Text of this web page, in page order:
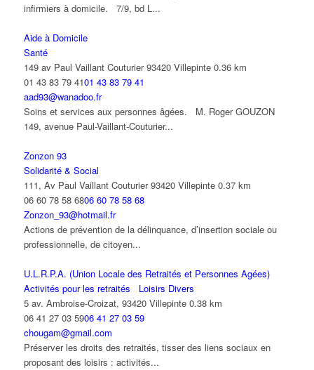
infirmiers à domicile. 7/9, bd L...
Aide à Domicile
Santé
149 av Paul Vaillant Couturier 93420 Villepinte 0.36 km
01 43 83 79 4101 43 83 79 41
aad93@wanadoo.fr
Soins et services aux personnes âgées. M. Roger GOUZON
149, avenue Paul-Vaillant-Couturier...
Zonzon 93
Solidarité & Social
111, Av Paul Vaillant Couturier 93420 Villepinte 0.37 km
06 60 78 58 6806 60 78 58 68
Zonzon_93@hotmail.fr
Actions de prévention de la délinquance, d’insertion sociale ou
professionnelle, de citoyen...
U.L.R.P.A. (Union Locale des Retraités et Personnes Agées)
Activités pour les retraités
Loisirs Divers
5 av. Ambroise-Croizat, 93420 Villepinte 0.38 km
06 41 27 03 5906 41 27 03 59
chougam@gmail.com
Préserver les droits des retraités, tisser des liens sociaux en
proposant des loisirs : activités...